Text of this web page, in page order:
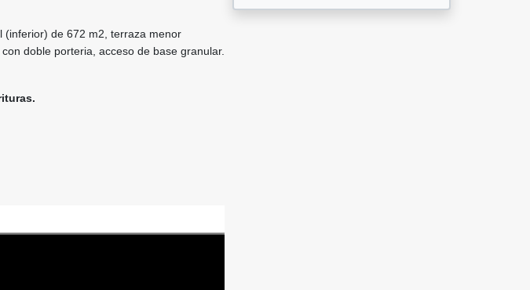
(inferior) de 672 m2, terraza menor
doble porteria, acceso de base granular.